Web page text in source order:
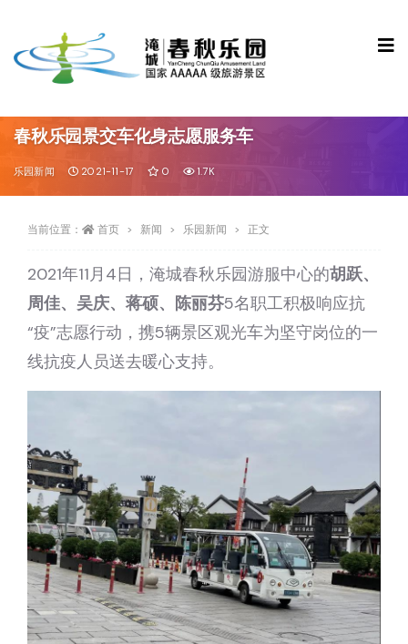
春秋乐园景交车化身志愿服务车
乐园新闻 2021-11-17 0 1.7K
当前位置： 首页 新闻 乐园新闻 正文
2021年11月4日，淹城春秋乐园游服中心的胡跃、
周佳、吴庆、蒋硕、陈丽芬5名职工积极响应抗
“疫”志愿行动，携5辆景区观光车为坚守岗位的一
线抗疫人员送去暖心支持。